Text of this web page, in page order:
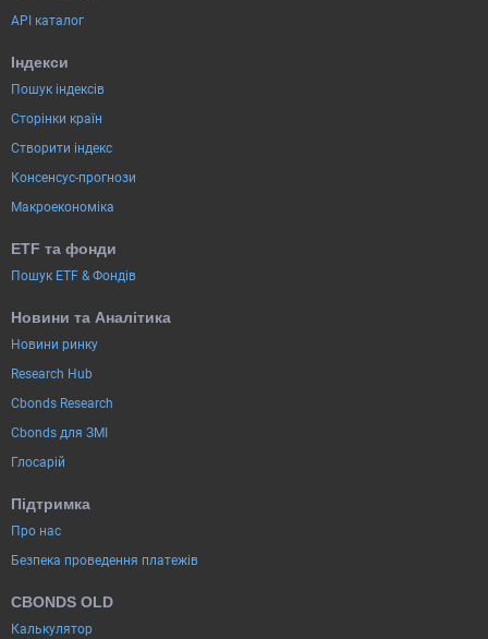
API каталог
Індекси
Пошук індексів
Сторінки країн
Створити індекс
Консенсус-прогнози
Макроекономіка
ETF та фонди
Пошук ETF & Фондів
Новини та Аналітика
Новини ринку
Research Hub
Cbonds Research
Cbonds для ЗМІ
Глосарій
Підтримка
Про нас
Безпека проведення платежів
CBONDS OLD
Калькулятор